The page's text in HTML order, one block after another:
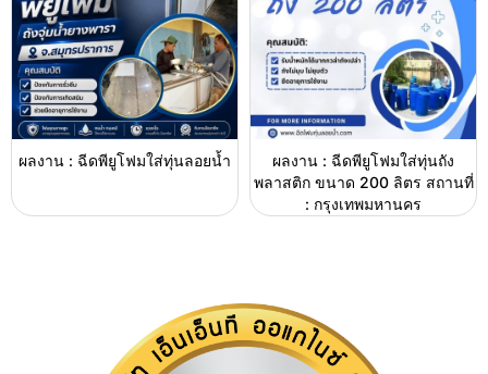
ผลงาน : ฉีดพียูโฟมใส่ทุ่นลอยน้ำ
ผลงาน : ฉีดพียูโฟมใส่ทุ่นถัง
พลาสติก ขนาด 200 ลิตร สถานที่
: กรุงเทพมหานคร